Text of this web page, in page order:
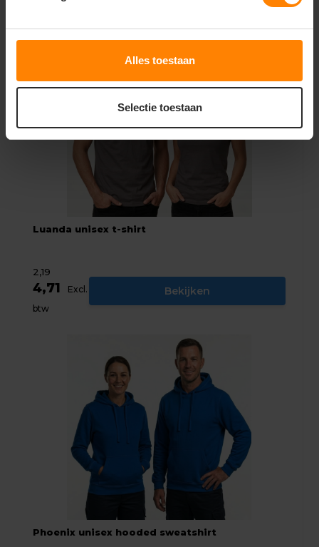
Alles toestaan
Selectie toestaan
Luanda unisex t-shirt
2,19
4,71
Excl.
btw
Bekijken
Phoenix unisex hooded sweatshirt